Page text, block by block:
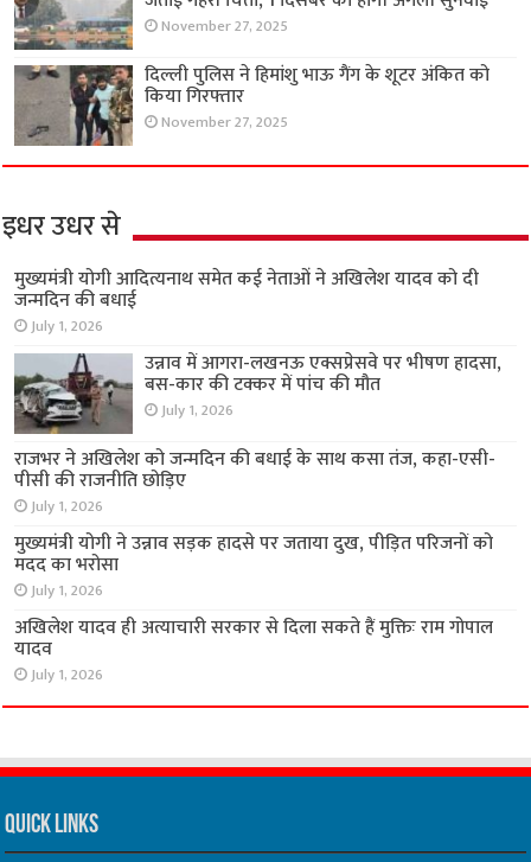
November 27, 2025
दिल्ली पुलिस ने हिमांशु भाऊ गैंग के शूटर अंकित को
किया गिरफ्तार
November 27, 2025
इधर उधर से
मुख्यमंत्री योगी आदित्यनाथ समेत कई नेताओं ने अखिलेश यादव को दी
जन्मदिन की बधाई
July 1, 2026
उन्नाव में आगरा-लखनऊ एक्सप्रेसवे पर भीषण हादसा,
बस-कार की टक्कर में पांच की मौत
July 1, 2026
राजभर ने अखिलेश को जन्मदिन की बधाई के साथ कसा तंज, कहा-एसी-
पीसी की राजनीति छोड़िए
July 1, 2026
मुख्यमंत्री योगी ने उन्नाव सड़क हादसे पर जताया दुख, पीड़ित परिजनों को
मदद का भरोसा
July 1, 2026
अखिलेश यादव ही अत्याचारी सरकार से दिला सकते हैं मुक्तिः राम गोपाल
यादव
July 1, 2026
Quick Links